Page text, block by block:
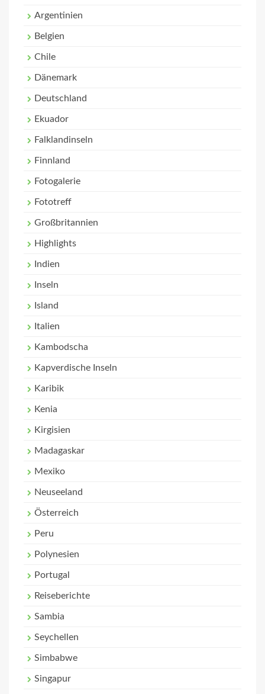
Argentinien
Belgien
Chile
Dänemark
Deutschland
Ekuador
Falklandinseln
Finnland
Fotogalerie
Fototreff
Großbritannien
Highlights
Indien
Inseln
Island
Italien
Kambodscha
Kapverdische Inseln
Karibik
Kenia
Kirgisien
Madagaskar
Mexiko
Neuseeland
Österreich
Peru
Polynesien
Portugal
Reiseberichte
Sambia
Seychellen
Simbabwe
Singapur